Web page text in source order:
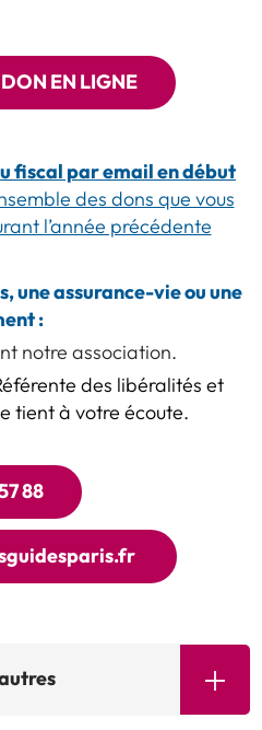
EN LIGNE
fiscal par email en début
des dons que vous
l’année précédente
une assurance-vie ou une
:
notre association.
des libéralités et
tient à votre écoute.
88